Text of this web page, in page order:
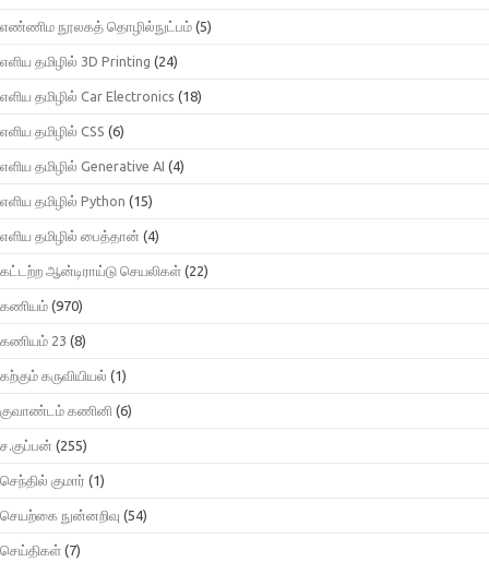
எண்ணிம நூலகத் தொழில்நுட்பம் (5)
எளிய தமிழில் 3D Printing (24)
எளிய தமிழில் Car Electronics (18)
எளிய தமிழில் CSS (6)
எளிய தமிழில் Generative AI (4)
எளிய தமிழில் Python (15)
எளிய தமிழில் பைத்தான் (4)
கட்டற்ற ஆன்டிராய்டு செயலிகள் (22)
கணியம் (970)
கணியம் 23 (8)
கற்கும் கருவியியல் (1)
குவாண்டம் கணினி (6)
ச.குப்பன் (255)
செந்தில் குமார் (1)
செயற்கை நுன்னறிவு (54)
செய்திகள் (7)